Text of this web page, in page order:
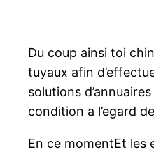
Du coup ainsi toi
tuyaux afin
solutions
condition a l’egard
En ce momentEt les